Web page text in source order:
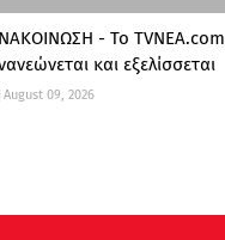
- Το TVNEA.com
και εξελίσσεται
August 09, 2026